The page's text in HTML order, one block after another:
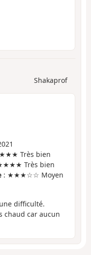
Shakaprof
Très bien
Très bien
: ★★★☆☆ Moyen
difficulté.
chaud car aucun